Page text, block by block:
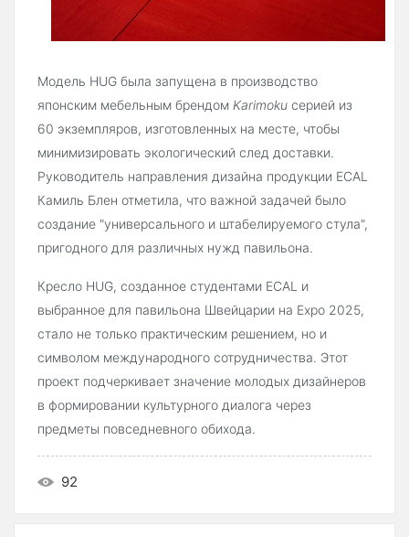
Модель HUG была запущена в производство
японским мебельным брендом Karimoku серией из
60 экземпляров, изготовленных на месте, чтобы
минимизировать экологический след доставки.
Руководитель направления дизайна продукции ECAL
Камиль Блен отметила, что важной задачей было
создание "универсального и штабелируемого стула",
пригодного для различных нужд павильона.
Кресло HUG, созданное студентами ECAL и
выбранное для павильона Швейцарии на Expo 2025,
стало не только практическим решением, но и
символом международного сотрудничества. Этот
проект подчеркивает значение молодых дизайнеров
в формировании культурного диалога через
предметы повседневного обихода.
92